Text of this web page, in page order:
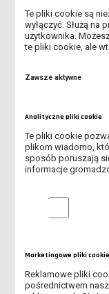
do
Te pliki cookie są
wyłączyć. Służą na
użytkownika.
te pliki cookie, ale
Zawsze aktywne
Analityczne pliki cookie
Te pliki cookie
plikom wiadomo,
sposób poruszają
informacje
Analityczne pliki
Marketingowe pliki
Reklamowe pliki
pośrednictwem